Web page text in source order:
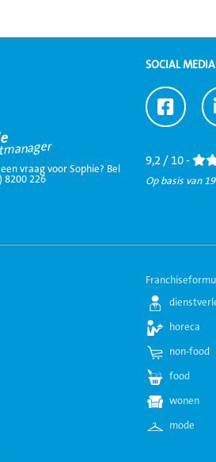
vraag voor Sophie? Bel
8200 226
SOCIAL MEDIA
Ga
naar
9,2 / 10 -
Op basis van
horeca
non-food
food
wonen
mode